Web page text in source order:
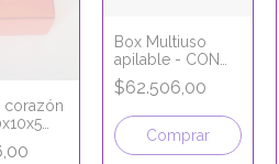
corazón
Box Multiuso
apilable - CON
visor - 19x19x10
cm LÍNEA MICRO
CORRUGADO
$62.506,00
Comprar